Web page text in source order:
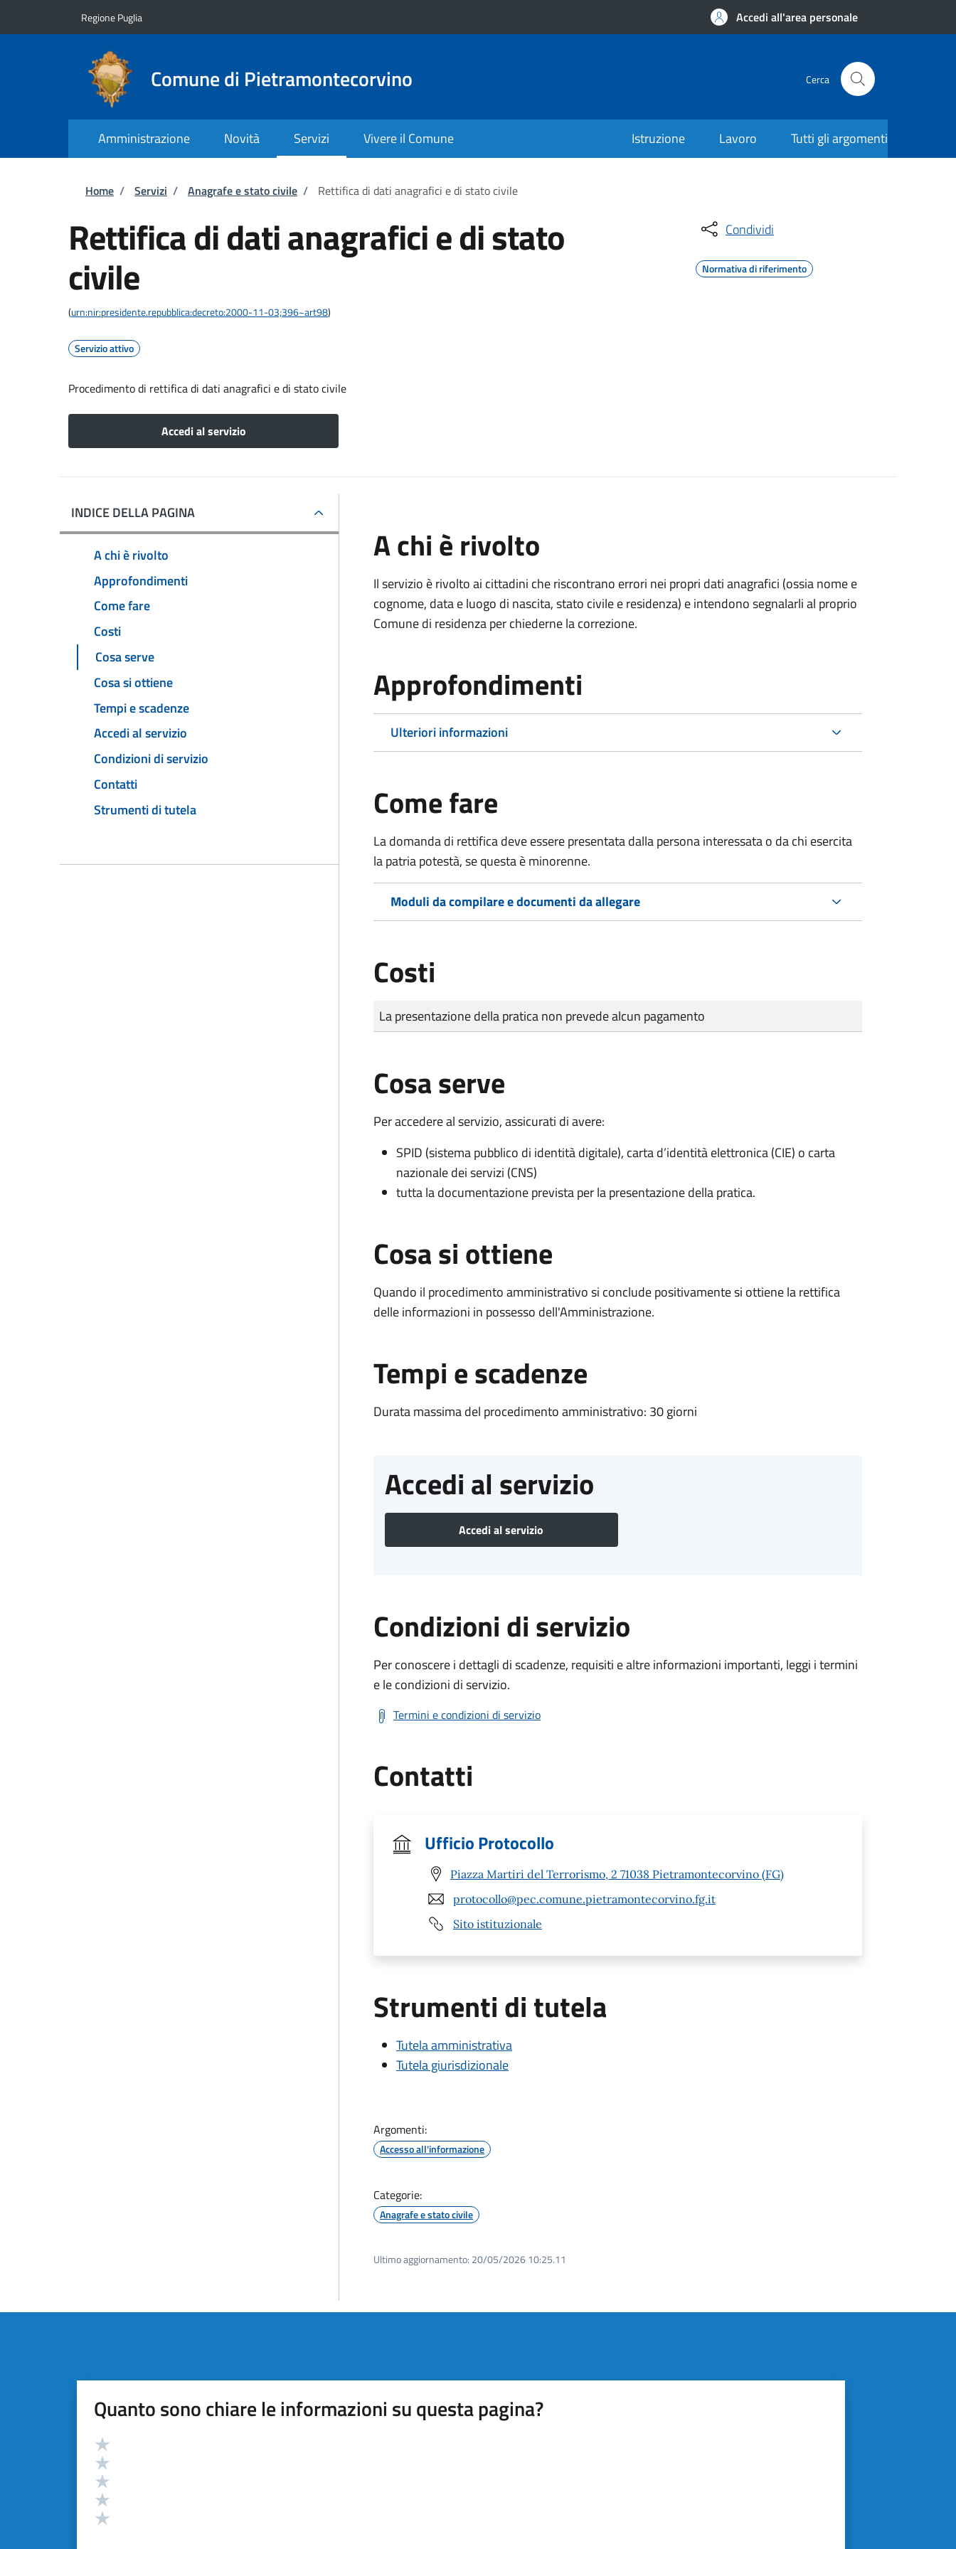
Regione Puglia Accedi all'area personale
Comune di Pietramontecorvino Cerca
Amministrazione Novità Servizi Vivere il Comune Istruzione Lavoro Tutti gli argomenti
Briciole di pane
Home / Servizi / Anagrafe e stato civile / Rettifica di dati anagrafici e di stato civile
Rettifica di dati anagrafici e di stato
civile
(urn:nir:presidente.repubblica:decreto:2000-11-03;396~art98)
Servizio attivo
Procedimento di rettifica di dati anagrafici e di stato civile
Accedi al servizio
Condividi
Normativa di riferimento
INDICE DELLA PAGINA
A chi è rivolto
Approfondimenti
Come fare
Costi
Cosa serve
Cosa si ottiene
Tempi e scadenze
Accedi al servizio
Condizioni di servizio
Contatti
Strumenti di tutela
A chi è rivolto
Il servizio è rivolto ai cittadini che riscontrano errori nei propri dati anagrafici (ossia nome e
cognome, data e luogo di nascita, stato civile e residenza) e intendono segnalarli al proprio
Comune di residenza per chiederne la correzione.
Approfondimenti
Ulteriori informazioni
Come fare
La domanda di rettifica deve essere presentata dalla persona interessata o da chi esercita
la patria potestà, se questa è minorenne.
Moduli da compilare e documenti da allegare
Costi
Tipo di pagamento
Importo
La presentazione della pratica non prevede alcun pagamento
Cosa serve
Per accedere al servizio, assicurati di avere:
SPID (sistema pubblico di identità digitale), carta d’identità elettronica (CIE) o carta
nazionale dei servizi (CNS)
tutta la documentazione prevista per la presentazione della pratica.
Cosa si ottiene
Quando il procedimento amministrativo si conclude positivamente si ottiene la rettifica
delle informazioni in possesso dell'Amministrazione.
Tempi e scadenze
Durata massima del procedimento amministrativo: 30 giorni
Accedi al servizio
Accedi al servizio
Condizioni di servizio
Per conoscere i dettagli di scadenze, requisiti e altre informazioni importanti, leggi i termini
e le condizioni di servizio.
Termini e condizioni di servizio
Contatti
Ufficio Protocollo
Piazza Martiri del Terrorismo, 2 71038 Pietramontecorvino (FG)
protocollo@pec.comune.pietramontecorvino.fg.it
Sito istituzionale
Strumenti di tutela
Tutela amministrativa
Tutela giurisdizionale
Argomenti:
Accesso all'informazione
Categorie:
Anagrafe e stato civile
Ultimo aggiornamento: 20/05/2026 10:25.11
Quanto sono chiare le informazioni su questa pagina?
Valutazione